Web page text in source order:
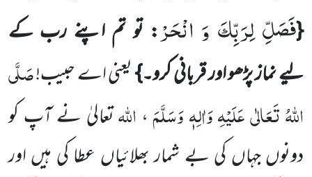
{فَصَلِّ لِرَبِّكَ وَ انْحَرْ: تو تم اپنے رب کے
لیے نماز پڑھو اور قربانی کرو۔}یعنی اے حبیب!صَلَّی
اللّٰہُ تَعَالٰی عَلَیْہِ وَاٰلِہٖ وَسَلَّمَ، اللّٰہتعالیٰ نے آپ کو
دونوں جہاں کی بے شمار بھلائیاں عطا کی ہیں اور